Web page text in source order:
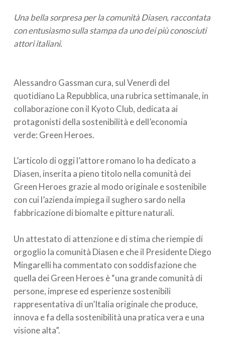
Una bella sorpresa per la comunità Diasen, raccontata
con entusiasmo sulla stampa da uno dei più conosciuti
attori italiani.
Alessandro Gassman cura, sul Venerdì del
quotidiano La Repubblica, una rubrica settimanale, in
collaborazione con il Kyoto Club, dedicata ai
protagonisti della sostenibilità e dell’economia
verde: Green Heroes.
L’articolo di oggi l’attore romano lo ha dedicato a
Diasen, inserita a pieno titolo nella comunità dei
Green Heroes grazie al modo originale e sostenibile
con cui l’azienda impiega il sughero sardo nella
fabbricazione di biomalte e pitture naturali.
Un attestato di attenzione e di stima che riempie di
orgoglio la comunità Diasen e che il Presidente Diego
Mingarelli ha commentato con soddisfazione che
quella dei Green Heroes è “una grande comunità di
persone, imprese ed esperienze sostenibili
rappresentativa di un’Italia originale che produce,
innova e fa della sostenibilità una pratica vera e una
visione alta”.